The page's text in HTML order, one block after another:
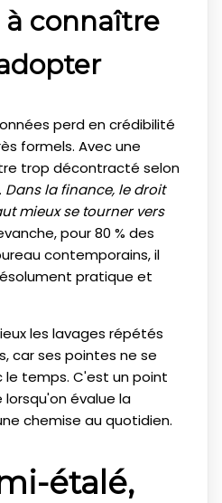
à connaître
perd en crédibilité
formels. Avec une
trop décontracté selon
Dans la finance, le droit
mieux se tourner vers
pour 80 % des
contemporains, il
pratique et
les lavages répétés
car ses pointes ne se
temps. C'est un point
évalue la
chemise au quotidien.
étalé,